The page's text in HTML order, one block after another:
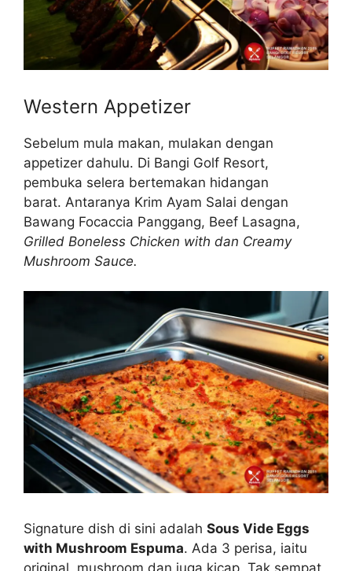
Western Appetizer
Sebelum mula makan, mulakan dengan
appetizer dahulu. Di Bangi Golf Resort,
pembuka selera bertemakan hidangan
barat. Antaranya Krim Ayam Salai dengan
Bawang Focaccia Panggang, Beef Lasagna,
Grilled Boneless Chicken with dan Creamy
Mushroom Sauce.
Signature dish di sini adalah Sous Vide Eggs
with Mushroom Espuma. Ada 3 perisa, iaitu
original, mushroom dan juga kicap. Tak sempat